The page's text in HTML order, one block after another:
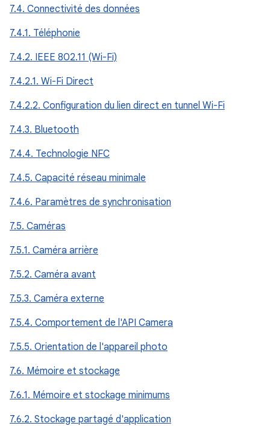
7.4. Connectivité des données
7.4.1. Téléphonie
7.4.2. IEEE 802.11 (Wi-Fi)
7.4.2.1. Wi-Fi Direct
7.4.2.2. Configuration du lien direct en tunnel Wi-Fi
7.4.3. Bluetooth
7.4.4. Technologie NFC
7.4.5. Capacité réseau minimale
7.4.6. Paramètres de synchronisation
7.5. Caméras
7.5.1. Caméra arrière
7.5.2. Caméra avant
7.5.3. Caméra externe
7.5.4. Comportement de l'API Camera
7.5.5. Orientation de l'appareil photo
7.6. Mémoire et stockage
7.6.1. Mémoire et stockage minimums
7.6.2. Stockage partagé d'application